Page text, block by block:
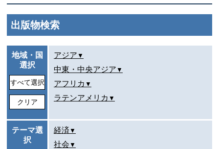
出版物検索
地域・国
選択
すべて選択
クリア
アジア
中東・中央アジア
アフリカ
ラテンアメリカ
テーマ選
択
経済
社会